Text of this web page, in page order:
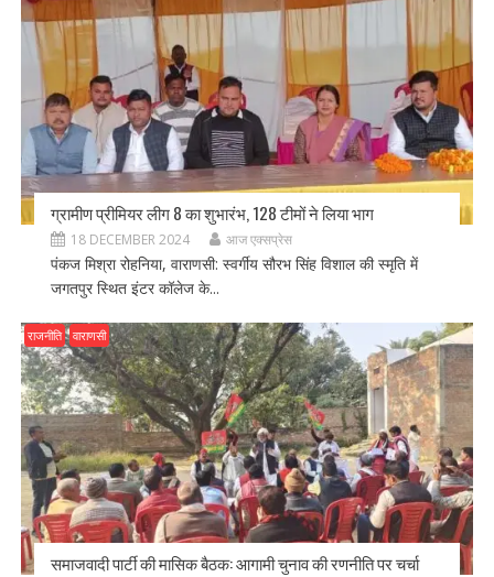
ग्रामीण प्रीमियर लीग 8 का शुभारंभ, 128 टीमों ने लिया भाग
18 DECEMBER 2024 आज एक्सप्रेस
पंकज मिश्रा रोहनिया, वाराणसी: स्वर्गीय सौरभ सिंह विशाल की स्मृति में
जगतपुर स्थित इंटर कॉलेज के...
राजनीति वाराणसी
समाजवादी पार्टी की मासिक बैठक: आगामी चुनाव की रणनीति पर चर्चा